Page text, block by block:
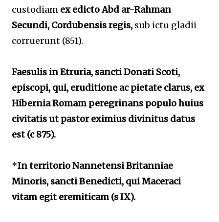
custodiam ex edicto Abd ar-Rahman
Secundi, Cordubensis regis, sub ictu gladii
corruerunt (851).
Faesulis in Etruria, sancti Donati Scoti,
episcopi, qui, eruditione ac pietate clarus, ex
Hibernia Romam peregrinans populo huius
civitatis ut pastor eximius divinitus datus
est (c 875).
*In territorio Nannetensi Britanniae
Minoris, sancti Benedicti, qui Maceraci
vitam egit eremiticam (s IX).